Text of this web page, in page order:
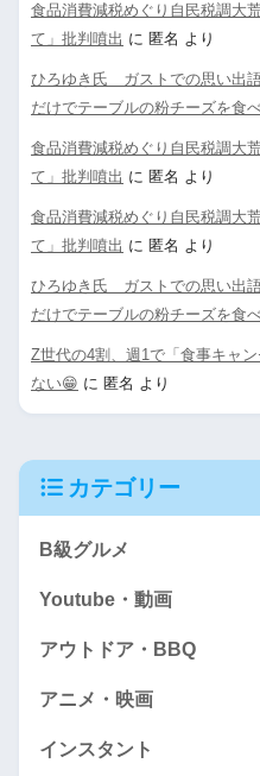
食品消費減税めぐり自民税調大
て」批判噴出 に 匿名 より
ひろゆき氏 ガストでの思い出
だけでテーブルの粉チーズを食
食品消費減税めぐり自民税調大
て」批判噴出 に 匿名 より
食品消費減税めぐり自民税調大
て」批判噴出 に 匿名 より
ひろゆき氏 ガストでの思い出
だけでテーブルの粉チーズを食
Z世代の4割、週1で「食事キャ
ない😁 に 匿名 より
カテゴリー
B級グルメ
Youtube・動画
アウトドア・BBQ
アニメ・映画
インスタント